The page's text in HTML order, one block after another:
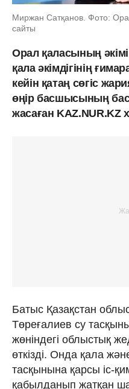
Миржан Сатқанов. Фото: Орал
сайты
Орал қаласының
қала әкімдігінің
кейін қатаң сөгіс
өңір басшысының
жасаған KAZ.NUR.KZ
Батыс Қазақстан
Төреғалиев су
жөніндегі облыстық
өткізді. Онда қала
тасқынына қарсы іс-
қабылданып жатқан